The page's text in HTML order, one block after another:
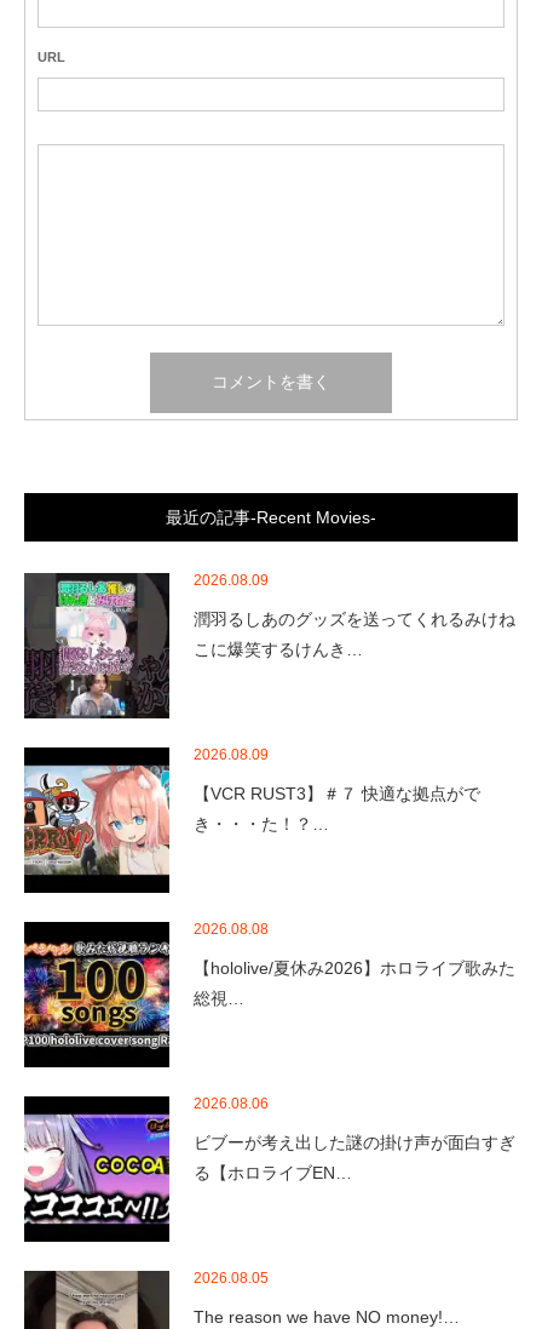
URL
最近の記事-Recent Movies-
2026.08.09
潤羽るしあのグッズを送ってくれるみけね
こに爆笑するけんき…
2026.08.09
【VCR RUST3】＃７ 快適な拠点がで
き・・・た！？…
2026.08.08
【hololive/夏休み2026】ホロライブ歌みた
総視…
2026.08.06
ビブーが考え出した謎の掛け声が面白すぎ
る【ホロライブEN…
2026.08.05
The reason we have NO money!…